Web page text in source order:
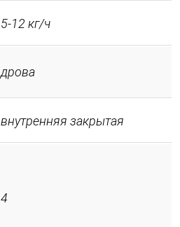
5-12 кг/ч
дрова
внутренняя закрытая
4